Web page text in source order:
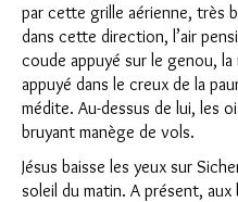
par cette grille aérienne, très
dans cette direction, l’air
coude appuyé sur le genou,
appuyé dans le creux de la
médite. Au-dessus de lui, les
bruyant manège de vols.
Jésus baisse les yeux sur
soleil du matin. A présent,